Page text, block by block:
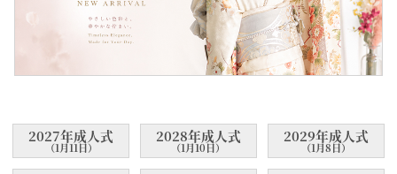
2027年成人式
（1月11日）
2028年成人式
（1月10日）
2029年成人式
（1月8日）